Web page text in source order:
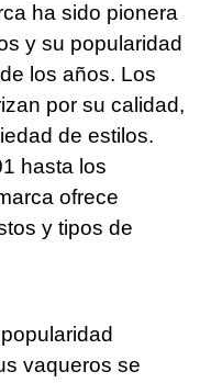
ha sido pionera
y su ‌popularidad
los años. Los
por su calidad,
de estilos.
hasta los
‍ofrece
y tipos de
vaqueros se